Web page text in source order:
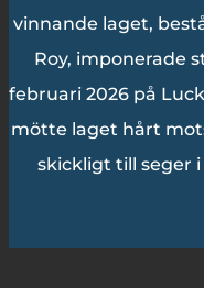
vinnande laget,
Roy, imponerade
februari 2026 på
mötte laget hårt
skickligt till seger